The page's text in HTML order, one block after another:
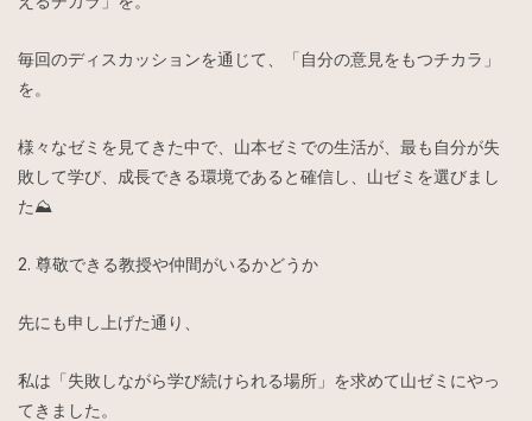
毎回のディスカッションを通じて、「自分の意見をもつチカラ」
を。
様々なゼミを見てきた中で、山本ゼミでの生活が、最も自分が失
敗して学び、成長できる環境であると確信し、山ゼミを選びまし
た⛰️
2. 尊敬できる教授や仲間がいるかどうか
先にも申し上げた通り、
私は「失敗しながら学び続けられる場所」を求めて山ゼミにやっ
てきました。